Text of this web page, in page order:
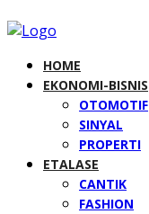
HOME
EKONOMI-BISNIS
OTOMOTIF
SINYAL
PROPERTI
ETALASE
CANTIK
FASHION